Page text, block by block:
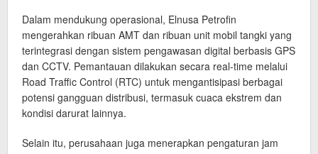
Dalam mendukung operasional, Elnusa Petrofin
mengerahkan ribuan AMT dan ribuan unit mobil tangki yang
terintegrasi dengan sistem pengawasan digital berbasis GPS
dan CCTV. Pemantauan dilakukan secara real-time melalui
Road Traffic Control (RTC) untuk mengantisipasi berbagai
potensi gangguan distribusi, termasuk cuaca ekstrem dan
kondisi darurat lainnya.
Selain itu, perusahaan juga menerapkan pengaturan jam